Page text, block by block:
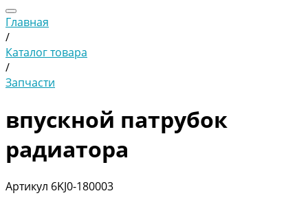
Главная
/
Каталог товара
/
Запчасти
впускной патрубок
радиатора
Артикул 6KJ0-180003